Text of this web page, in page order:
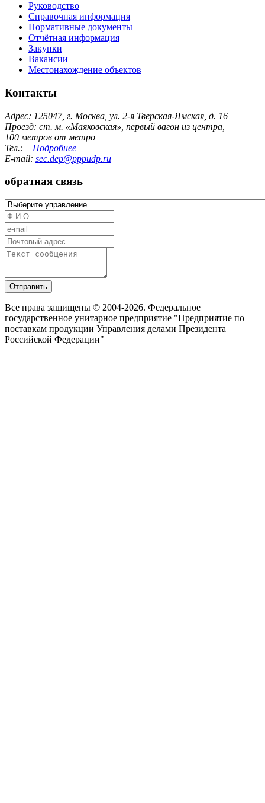
Руководство
Справочная информация
Нормативные документы
Отчётная информация
Закупки
Вакансии
Местонахождение объектов
Контакты
Адрес: 125047, г. Москва, ул. 2-я Тверская-Ямская, д. 16
Проезд: ст. м. «Маяковская», первый вагон из центра,
100 метров от метро
Тел.:
Подробнее
E-mail: sec.dep@pppudp.ru
обратная связь
Отправить
Все права защищены © 2004-2026. Федеральное
государственное унитарное предприятие "Предприятие по
поставкам продукции Управления делами Президента
Российской Федерации"